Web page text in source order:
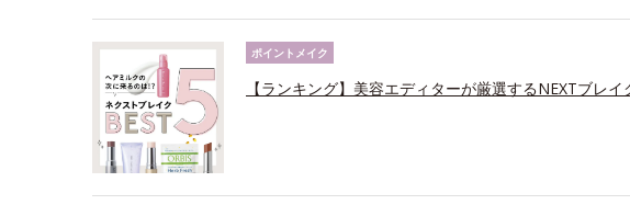
ポイントメイク
【ランキング】美容エディターが厳選するNEXTブレ